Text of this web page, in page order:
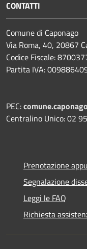
CONTATTI
Comune di Caponago
Via Roma, 40, 20867
Codice Fiscale:
Partita IVA:
PEC:
Centralino Unico: 02
Prenotazione
Segnalazione
Leggi le FAQ
Richiesta